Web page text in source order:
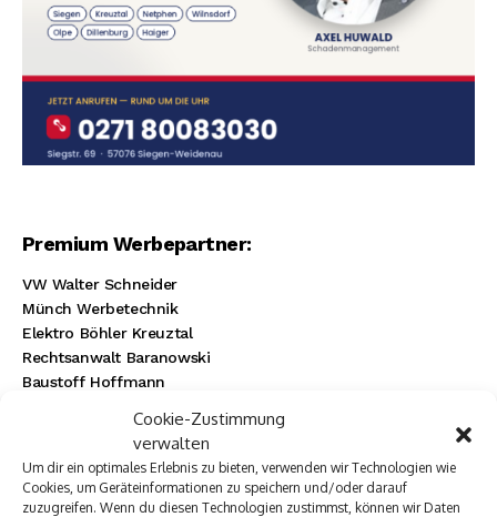
Cookie-Zustimmung
verwalten
Um dir ein optimales Erlebnis zu bieten, verwenden wir Technologien wie
Cookies, um Geräteinformationen zu speichern und/oder darauf
zuzugreifen. Wenn du diesen Technologien zustimmst, können wir Daten
Premium Werbepartner:
VW Walter Schneider
Münch Werbetechnik
Elektro Böhler Kreuztal
Rechtsanwalt Baranowski
Baustoff Hoffmann
Autovermietung im Siegerland
TUI Reisecenter Kreuztal
Regionale Online Werbung
Autohaus Menn